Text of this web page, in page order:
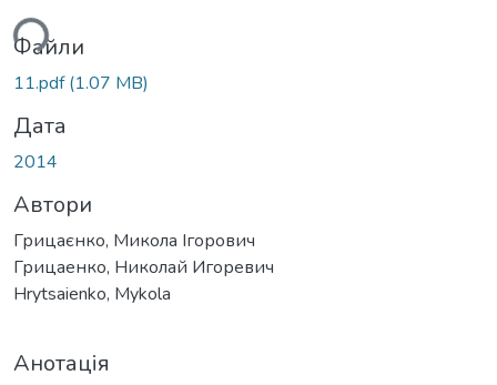
Файли
11.pdf(1.07 MB)
Дата
2014
Автори
Грицаєнко, Микола Ігорович
Грицаенко, Николай Игоревич
Hrytsaienko, Mykola
Анотація